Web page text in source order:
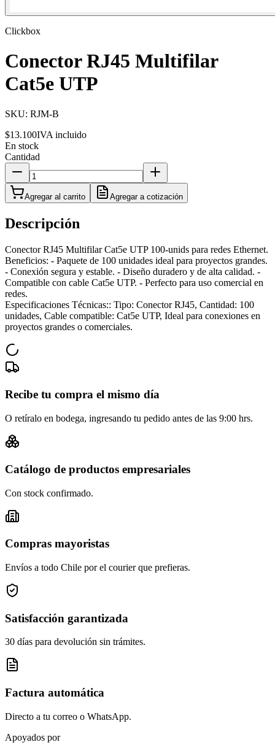
Clickbox
Conector RJ45 Multifilar
Cat5e UTP
SKU: RJM-B
$13.100IVA incluido
En stock
Cantidad
Agregar al carrito Agregar a cotización
Descripción
Conector RJ45 Multifilar Cat5e UTP 100-unids para redes Ethernet.
Beneficios: - Paquete de 100 unidades ideal para proyectos grandes.
- Conexión segura y estable. - Diseño duradero y de alta calidad. -
Compatible con cable Cat5e UTP. - Perfecto para uso comercial en
redes.
Especificaciones Técnicas:: Tipo: Conector RJ45, Cantidad: 100
unidades, Cable compatible: Cat5e UTP, Ideal para conexiones en
proyectos grandes o comerciales.
Recibe tu compra el mismo día
O retíralo en bodega, ingresando tu pedido antes de las 9:00 hrs.
Catálogo de productos empresariales
Con stock confirmado.
Compras mayoristas
Envíos a todo Chile por el courier que prefieras.
Satisfacción garantizada
30 días para devolución sin trámites.
Factura automática
Directo a tu correo o WhatsApp.
Apoyados por